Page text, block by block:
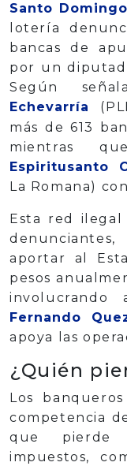
Santo Domingo
lotería
bancas de
por un
Según
Echevarría
más de 613
mientras
Espiritusanto
La Romana)
Esta red ilegal
aportar al
pesos
involucrando
Fernando
apoya las
¿Quién
Los
competencia
que pierde
impuestos,